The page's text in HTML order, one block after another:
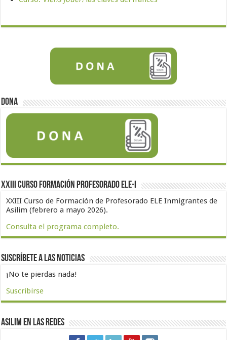
Dona
XXIII Curso formación profesorado ELE-I
XXIII Curso de Formación de Profesorado ELE Inmigrantes de
Asilim (febrero a mayo 2026).
Consulta el programa completo.
Suscríbete a las noticias
¡No te pierdas nada!
Suscribirse
Asilim en las redes